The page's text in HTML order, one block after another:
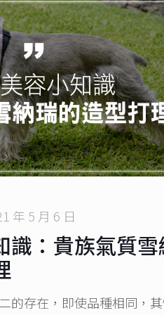
年 5 月 6 日
識：貴族氣質
的存在，即使品種相同，